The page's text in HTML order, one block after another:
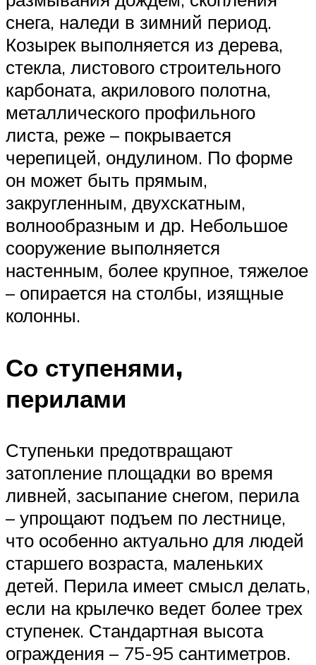
снега, наледи в зимний период.
Козырек выполняется из дерева,
стекла, листового строительного
карбоната, акрилового полотна,
металлического профильного
листа, реже – покрывается
черепицей, ондулином. По форме
он может быть прямым,
закругленным, двухскатным,
волнообразным и др. Небольшое
сооружение выполняется
настенным, более крупное, тяжелое
– опирается на столбы, изящные
колонны.
Со ступенями,
перилами
Ступеньки предотвращают
затопление площадки во время
ливней, засыпание снегом, перила
– упрощают подъем по лестнице,
что особенно актуально для людей
старшего возраста, маленьких
детей. Перила имеет смысл делать,
если на крылечко ведет более трех
ступенек. Стандартная высота
ограждения – 75-95 сантиметров.